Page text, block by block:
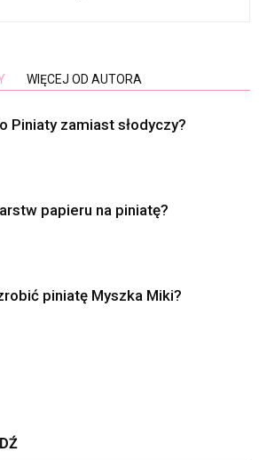
WIĘCEJ OD AUTORA
Piniaty zamiast słodyczy?
papieru na piniatę?
piniatę Myszka Miki?